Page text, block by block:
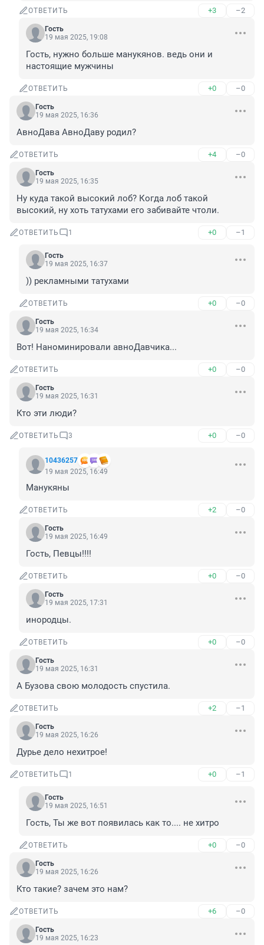
ОТВЕТИТЬ +3 –2
Гость
19 мая 2025, 19:08
Гость, нужно больше манукянов. ведь они и
настоящие мужчины
ОТВЕТИТЬ +0 –0
Гость
19 мая 2025, 16:36
АвноДава АвноДаву родил?
ОТВЕТИТЬ +4 –0
Гость
19 мая 2025, 16:35
Ну куда такой высокий лоб? Когда лоб такой
высокий, ну хоть татухами его забивайте чтоли.
ОТВЕТИТЬ 1 +0 –1
Гость
19 мая 2025, 16:37
)) рекламными татухами
ОТВЕТИТЬ +0 –0
Гость
19 мая 2025, 16:34
Вот! Наноминировали авноДавчика...
ОТВЕТИТЬ +0 –0
Гость
19 мая 2025, 16:31
Кто эти люди?
ОТВЕТИТЬ 3 +0 –0
10436257
19 мая 2025, 16:49
Манукяны
ОТВЕТИТЬ +2 –0
Гость
19 мая 2025, 16:49
Гость, Певцы!!!!
ОТВЕТИТЬ +0 –0
Гость
19 мая 2025, 17:31
инородцы.
ОТВЕТИТЬ +0 –0
Гость
19 мая 2025, 16:31
А Бузова свою молодость спустила.
ОТВЕТИТЬ +2 –1
Гость
19 мая 2025, 16:26
Дурье дело нехитрое!
ОТВЕТИТЬ 1 +0 –1
Гость
19 мая 2025, 16:51
Гость, Ты же вот появилась как то.... не хитро
ОТВЕТИТЬ +0 –0
Гость
19 мая 2025, 16:26
Кто такие? зачем это нам?
ОТВЕТИТЬ +6 –0
Гость
19 мая 2025, 16:23